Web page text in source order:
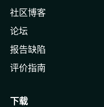
社区博客
论坛
报告缺陷
评价指南
下载